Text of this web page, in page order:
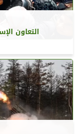
التعاون